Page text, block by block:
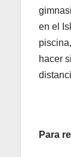
en el
hacer
Para